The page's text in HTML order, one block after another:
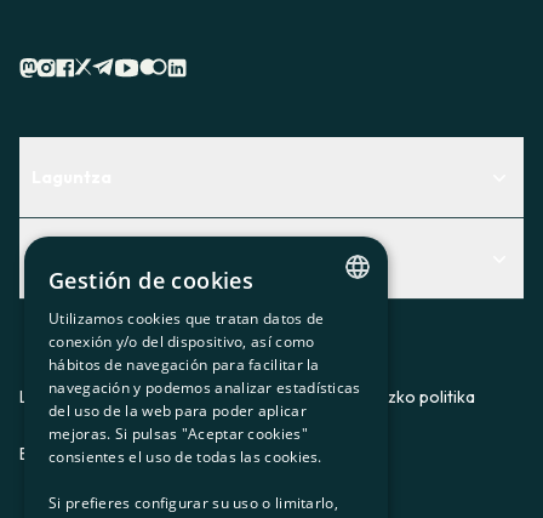
Aurkitu zerbitzurik egokiena zuretzat
Contacto
Albisteak
Bazkideen txokoa
Prentsa
Gurekin lan egin
Lege-oharraPribatutasun-politikaCookieei buruzko politika
ES CAGLEU
CATALAN
SPANISH
GL
BASQUE
Gestión de cookies
Utilizamos cookies que tratan datos de
conexión y/o del dispositivo, así como
hábitos de navegación para facilitar la
navegación y podemos analizar estadísticas
del uso de la web para poder aplicar
mejoras. Si pulsas "Aceptar cookies"
consientes el uso de todas las cookies.
Si prefieres configurar su uso o limitarlo,